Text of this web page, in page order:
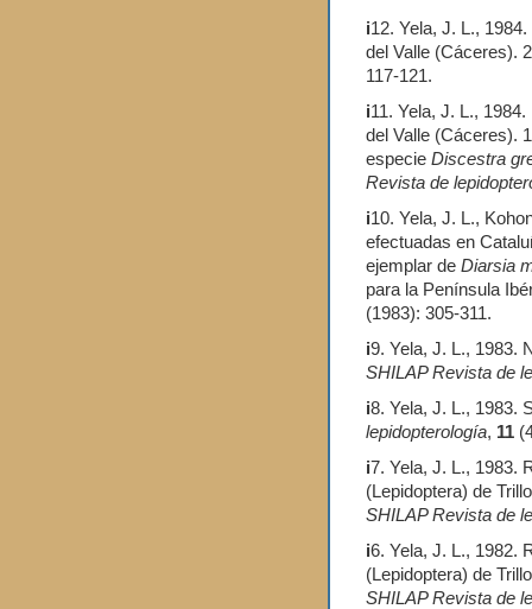
i12. Yela, J. L.,
del Valle (Cáceres).
117-121.
i11. Yela, J. L.,
del Valle (Cáceres).
especie Discestra
Revista de
i10. Yela, J. L.,
efectuadas en
ejemplar de Diarsia
para la Península
(1983): 305-311.
i9. Yela, J. L., 1983.
SHILAP Revista de
i8. Yela, J. L., 1983.
lepidopterología, 11
i7. Yela, J. L., 1983.
(Lepidoptera) de
SHILAP Revista de
i6. Yela, J. L., 1982.
(Lepidoptera) de
SHILAP Revista de